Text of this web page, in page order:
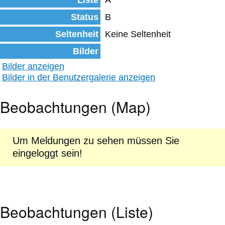
Status
B
Seltenheit
Keine Seltenheit
Bilder
Bilder anzeigen
Bilder in der Benutzergalerie anzeigen
Beobachtungen (Map)
Um Meldungen zu sehen müssen Sie
eingeloggt sein!
Beobachtungen (Liste)